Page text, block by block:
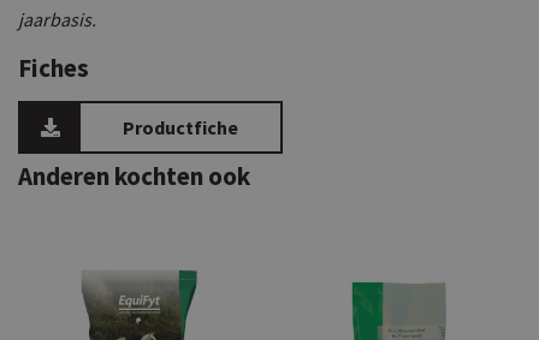
jaarbasis.
Fiches
Productfiche
Anderen kochten ook